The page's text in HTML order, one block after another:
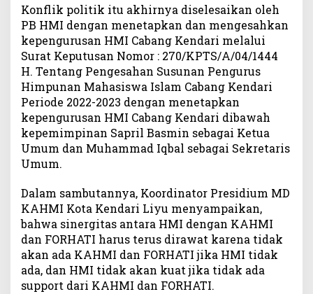
Konflik politik itu akhirnya diselesaikan oleh
PB HMI dengan menetapkan dan mengesahkan
kepengurusan HMI Cabang Kendari melalui
Surat Keputusan Nomor : 270/KPTS/A/04/1444
H. Tentang Pengesahan Susunan Pengurus
Himpunan Mahasiswa Islam Cabang Kendari
Periode 2022-2023 dengan menetapkan
kepengurusan HMI Cabang Kendari dibawah
kepemimpinan Sapril Basmin sebagai Ketua
Umum dan Muhammad Iqbal sebagai Sekretaris
Umum.
Dalam sambutannya, Koordinator Presidium MD
KAHMI Kota Kendari Liyu menyampaikan,
bahwa sinergitas antara HMI dengan KAHMI
dan FORHATI harus terus dirawat karena tidak
akan ada KAHMI dan FORHATI jika HMI tidak
ada, dan HMI tidak akan kuat jika tidak ada
support dari KAHMI dan FORHATI.